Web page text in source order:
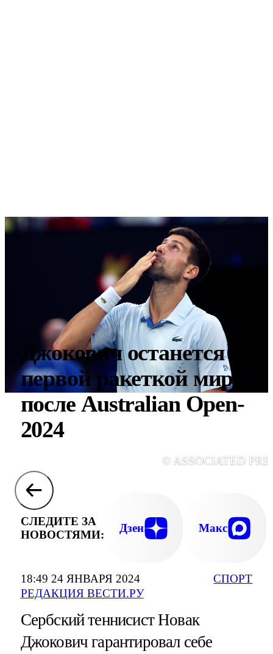
18:49 24 ЯНВАРЯ 2024
РЕДАКЦИЯ ВЕСТИ.РУ
СПОРТ
Джокович останется
первой ракеткой мира
после Australian Open-
2024
© ASSOCIATED
СЛЕДИТЕ ЗА
НОВОСТЯМИ:
Дзен Макс
Сербский теннисист Новак
Джокович гарантировал себе